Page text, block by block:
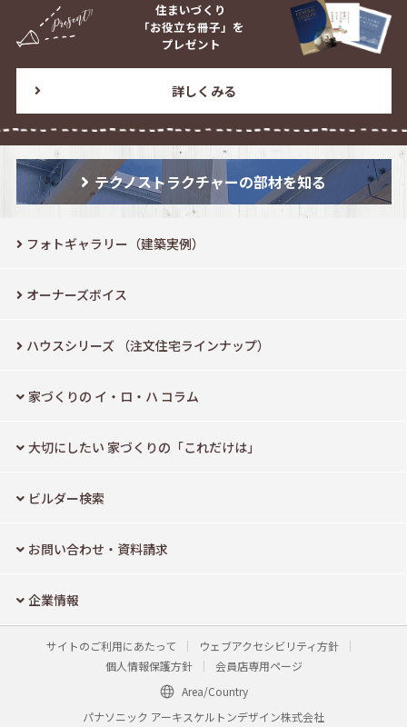
住まいづくり
「お役立ち冊子」を
プレゼント
詳しくみる
テクノストラクチャーの部材を知る
フォトギャラリー（建築実例）
オーナーズボイス
ハウスシリーズ （注文住宅ラインナップ）
家づくりの イ・ロ・ハ コラム
大切にしたい 家づくりの「これだけは」
ビルダー検索
お問い合わせ・資料請求
企業情報
サイトのご利用にあたって
ウェブアクセシビリティ方針
個人情報保護方針
会員店専用ページ
Area/Country
パナソニック アーキスケルトンデザイン株式会社